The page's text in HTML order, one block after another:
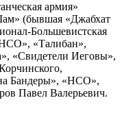
армия»
(бывшая «Джабхат
Большевистская
«Талибан»,
«Свидетели Иеговы»,
Бандеры», «НСО»,
Павел Валерьевич.